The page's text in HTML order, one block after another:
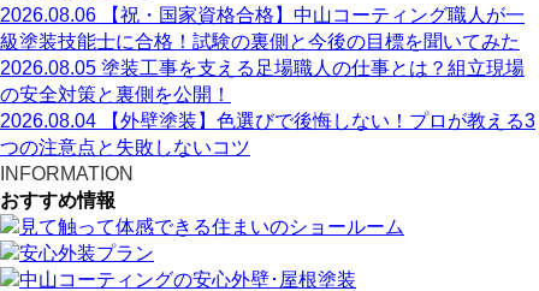
2026.08.06
【祝・国家資格合格】中山コーティング職人が一
級塗装技能士に合格！試験の裏側と今後の目標を聞いてみた
2026.08.05 塗装工事を支える足場職人の仕事とは？組立現場
の安全対策と裏側を公開！
2026.08.04
【外壁塗装】色選びで後悔しない！プロが教える3
つの注意点と失敗しないコツ
INFORMATION
おすすめ情報